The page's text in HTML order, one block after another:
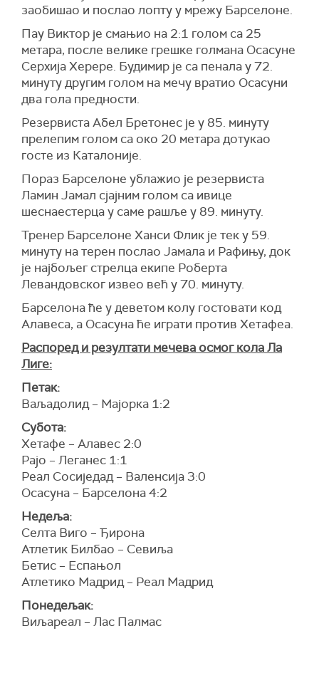
заобишао и послао лопту у мрежу Барселоне.
Пау Виктор је смањио на 2:1 голом са 25
метара, после велике грешке голмана Осасуне
Серхија Херере. Будимир је са пенала у 72.
минуту другим голом на мечу вратио Осасуни
два гола предности.
Резервиста Абел Бретонес је у 85. минуту
прелепим голом са око 20 метара дотукао
госте из Каталоније.
Пораз Барселоне ублажио је резервиста
Ламин Јамал сјајним голом са ивице
шеснаестерца у саме рашље у 89. минуту.
Тренер Барселоне Ханси Флик је тек у 59.
минуту на терен послао Јамала и Рафињу, док
је најбољег стрелца екипе Роберта
Левандовског извео већ у 70. минуту.
Барселона ће у деветом колу гостовати код
Алавеса, а Осасуна ће играти против Хетафеа.
Распоред и резултати мечева осмог кола Ла
Лиге:
Петак:
Ваљадолид – Мајорка 1:2
Субота:
Хетафе – Алавес 2:0
Рајо – Леганес 1:1
Реал Сосиједад – Валенсија 3:0
Осасуна – Барселона 4:2
Недеља:
Селта Виго – Ђирона
Атлетик Билбао – Севиља
Бетис – Еспањол
Атлетико Мадрид – Реал Мадрид
Понедељак:
Виљареал – Лас Палмас